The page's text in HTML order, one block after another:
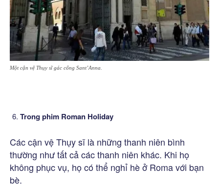
Một cận vệ Thụy sĩ gác cổng Sant’Anna.
Trong phim Roman Holiday
Các cận vệ Thụy sĩ là những thanh niên bình
thường như tất cả các thanh niên khác. Khi họ
không phục vụ, họ có thể nghỉ hè ở Roma với bạn
bè.